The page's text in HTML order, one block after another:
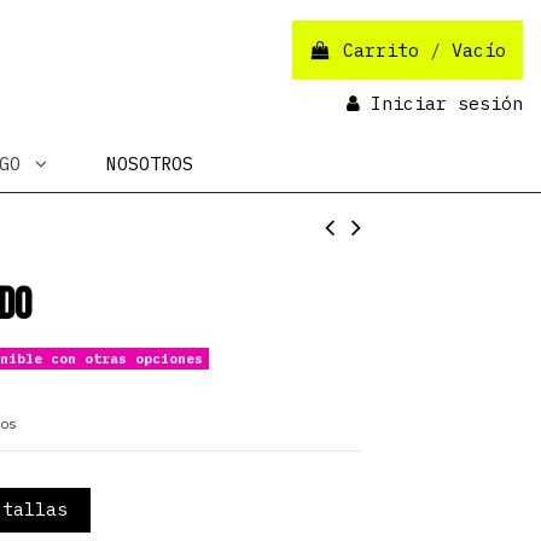
Carrito / Vacío
Iniciar sesión
NOSOTROS
con otras opciones
tallas